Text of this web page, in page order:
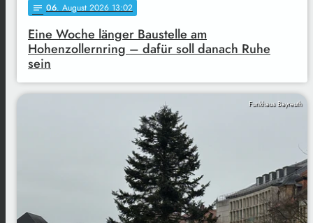
notes 06. August 2026 13:02
Eine Woche länger Baustelle am
Hohenzollernring – dafür soll danach Ruhe
sein
Funkhaus Bayreuth